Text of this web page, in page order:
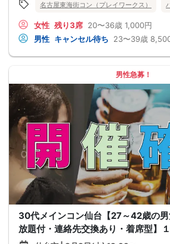
名古屋東海街コン（プレイワークス）
女性 残り3席 20〜36歳 1,000円
男性 キャンセル待ち 23〜39歳
男性急募！
30代メインコン仙台【27～42歳の
放題付・連絡先交換あり・着席型】